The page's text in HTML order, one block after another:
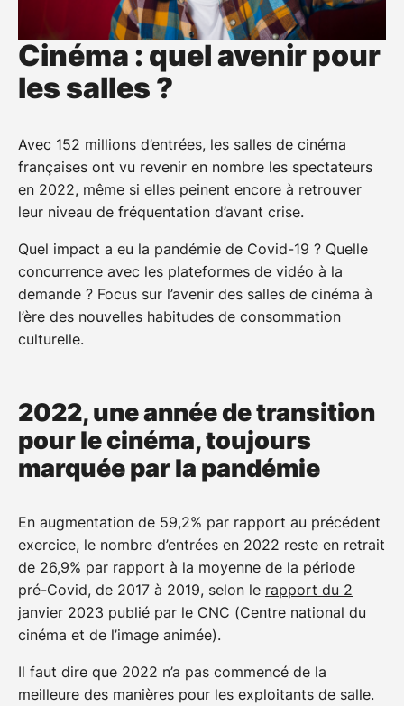
Cinéma : quel avenir pour
les salles ?
Avec 152 millions d’entrées, les salles de cinéma
françaises ont vu revenir en nombre les spectateurs
en 2022, même si elles peinent encore à retrouver
leur niveau de fréquentation d’avant crise.
Quel impact a eu la pandémie de Covid-19 ? Quelle
concurrence avec les plateformes de vidéo à la
demande ? Focus sur l’avenir des salles de cinéma à
l’ère des nouvelles habitudes de consommation
culturelle.
2022, une année de transition
pour le cinéma, toujours
marquée par la pandémie
En augmentation de 59,2% par rapport au précédent
exercice, le nombre d’entrées en 2022 reste en retrait
de 26,9% par rapport à la moyenne de la période
pré-Covid, de 2017 à 2019, selon le rapport du 2
janvier 2023 publié par le CNC (Centre national du
cinéma et de l’image animée).
Il faut dire que 2022 n’a pas commencé de la
meilleure des manières pour les exploitants de salle.